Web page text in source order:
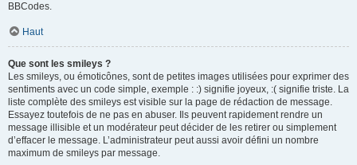
BBCodes.
Haut
Que sont les smileys ?
Les smileys, ou émoticônes, sont de petites images utilisées pour exprimer des
sentiments avec un code simple, exemple : :) signifie joyeux, :( signifie triste. La
liste complète des smileys est visible sur la page de rédaction de message.
Essayez toutefois de ne pas en abuser. Ils peuvent rapidement rendre un
message illisible et un modérateur peut décider de les retirer ou simplement
d’effacer le message. L’administrateur peut aussi avoir défini un nombre
maximum de smileys par message.